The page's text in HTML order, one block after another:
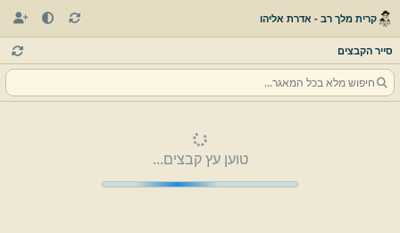
קרית מלך רב - אדרת אליהו
סייר הקבצים
טוען עץ קבצים...